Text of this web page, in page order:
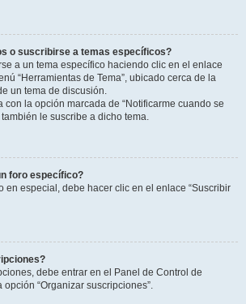
o suscribirse a temas específicos?
a un tema específico haciendo clic en el enlace
“Herramientas de Tema”, ubicado cerca de la
un tema de discusión.
con la opción marcada de “Notificarme cuando se
le suscribe a dicho tema.
foro específico?
en especial, debe hacer clic en el enlace “Suscribir
debe entrar en el Panel de Control de
“Organizar suscripciones”.